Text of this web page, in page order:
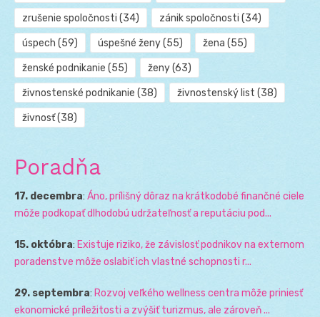
zrušenie spoločnosti (34) zánik spoločnosti (34)
úspech (59) úspešné ženy(55) žena (55)
ženské podnikanie (55) ženy(63)
živnostenské podnikanie (38) živnostenský list (38)
živnosť(38)
Poradňa
17. decembra: Áno, prílišný dôraz na krátkodobé finančné ciele
môže podkopať dlhodobú udržateľnosť a reputáciu pod...
15. októbra: Existuje riziko, že závislosť podnikov na externom
poradenstve môže oslabiť ich vlastné schopnosti r...
29. septembra: Rozvoj veľkého wellness centra môže priniesť
ekonomické príležitosti a zvýšiť turizmus, ale zároveň ...